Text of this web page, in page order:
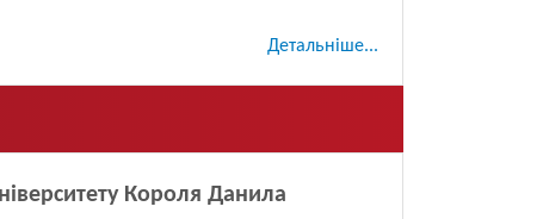
Детальніше...
Короля Данила